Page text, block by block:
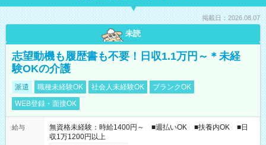
掲載日：2026.08.07
未読
志望動機も履歴書も不要！日収1.1万円～＊未経
験OKの介護
派遣 職種未経験OK 社会人未経験OK
ブランクOK
WEB登録・面接OK
給与
無資格未経験：時給1400円～ ■週払いOK ■扶養内OK ■日
収1万1200円以上